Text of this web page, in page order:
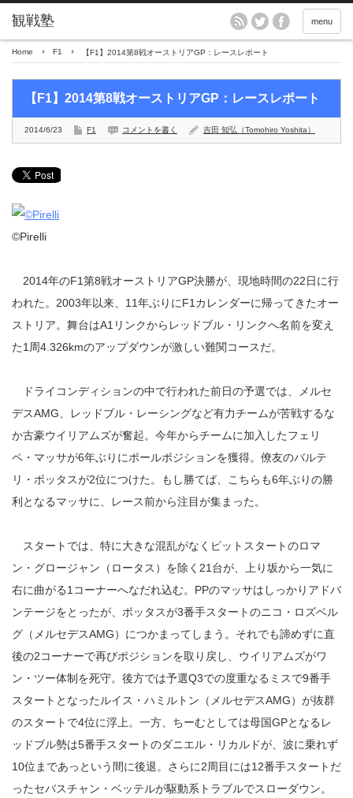
menu
Home F1 【F1】2014第8戦オーストリアGP：レースレポート
【F1】2014第8戦オーストリアGP：レースレポート
2014/6/23 F1 コメントを書く 吉田 知弘（Tomohiro Yoshita）
©Pirelli
2014年のF1第8戦オーストリアGP決勝が、現地時間の22日に行
われた。2003年以来、11年ぶりにF1カレンダーに帰ってきたオー
ストリア。舞台はA1リンクからレッドブル・リンクへ名前を変え
た1周4.326kmのアップダウンが激しい難関コースだ。
ドライコンディションの中で行われた前日の予選では、メルセ
デスAMG、レッドブル・レーシングなど有力チームが苦戦するな
か古豪ウイリアムズが奮起。今年からチームに加入したフェリ
ペ・マッサが6年ぶりにポールポジションを獲得。僚友のバルテ
リ・ボッタスが2位につけた。もし勝てば、こちらも6年ぶりの勝
利となるマッサに、レース前から注目が集まった。
スタートでは、特に大きな混乱がなくピットスタートのロマ
ン・グロージャン（ロータス）を除く21台が、上り坂から一気に
右に曲がる1コーナーへなだれ込む。PPのマッサはしっかりアドバ
ンテージをとったが、ボッタスが3番手スタートのニコ・ロズベル
グ（メルセデスAMG）につかまってしまう。それでも諦めずに直
後の2コーナーで再びポジションを取り戻し、ウイリアムズがワ
ン・ツー体制を死守。後方では予選Q3での度重なるミスで9番手
スタートとなったルイス・ハミルトン（メルセデスAMG）が抜群
のスタートで4位に浮上。一方、ちーむとしては母国GPとなるレ
ッドブル勢は5番手スタートのダニエル・リカルドが、波に乗れず
10位まであっという間に後退。さらに2周目には12番手スタートだ
ったセバスチャン・ベッテルが駆動系トラブルでスローダウン。